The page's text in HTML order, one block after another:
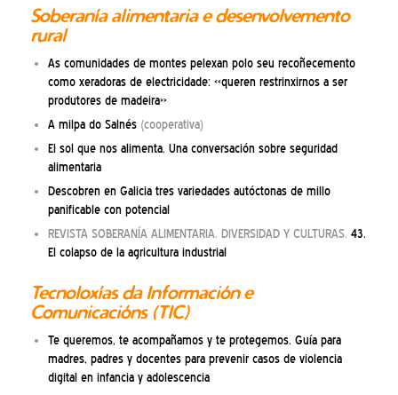
Soberanía alimentaria e desenvolvemento
rural
As comunidades de montes pelexan polo seu recoñecemento
como xeradoras de electricidade: «queren restrinxirnos a ser
produtores de madeira»
A milpa do Salnés (cooperativa)
El sol que nos alimenta. Una conversación sobre seguridad
alimentaria
Descobren en Galicia tres variedades autóctonas de millo
panificable con potencial
REVISTA SOBERANÍA ALIMENTARIA. DIVERSIDAD Y CULTURAS. 43.
El colapso de la agricultura industrial
Tecnoloxías da Información e
Comunicacións (TIC)
Te queremos, te acompañamos y te protegemos. Guía para
madres, padres y docentes para prevenir casos de violencia
digital en infancia y adolescencia